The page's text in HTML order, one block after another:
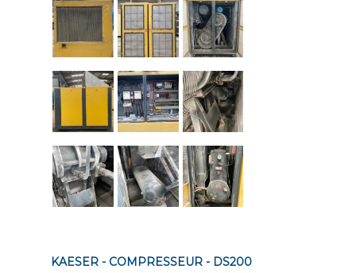
KAESER - COMPRESSEUR - DS200